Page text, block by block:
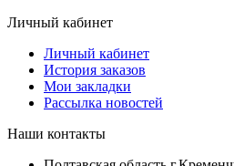
Личный кабинет
Личный кабинет
История заказов
Мои закладки
Рассылка новостей
Наши контакты